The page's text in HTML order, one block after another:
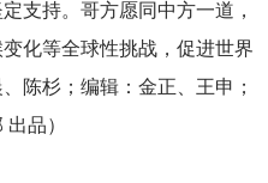
支持。哥方愿同中方一道，
化等全球性挑战，促进世界
陈杉；编辑：金正、王申；
品）